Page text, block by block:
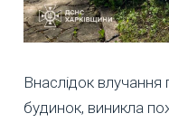
Внаслідок
будинок, виникла